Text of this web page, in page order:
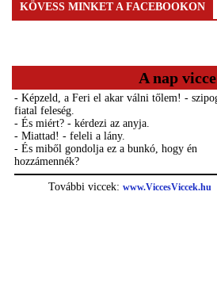
KÖVESS MINKET A FACEBOOKON
A nap vicce